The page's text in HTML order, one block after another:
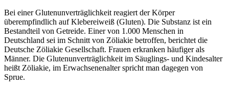
Bei einer Glutenunverträglichkeit reagiert der Körper
überempfindlich auf Klebereiweiß (Gluten). Die Substanz ist ein
Bestandteil von Getreide. Einer von 1.000 Menschen in
Deutschland sei im Schnitt von Zöliakie betroffen, berichtet die
Deutsche Zöliakie Gesellschaft. Frauen erkranken häufiger als
Männer. Die Glutenunverträglichkeit im Säuglings- und Kindesalter
heißt Zöliakie, im Erwachsenenalter spricht man dagegen von
Sprue.